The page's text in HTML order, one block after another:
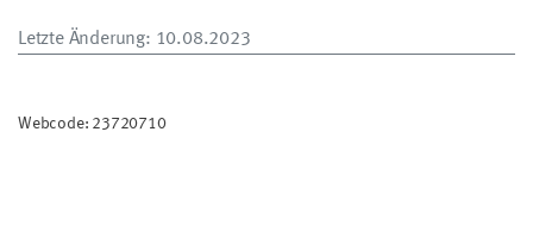
Letzte Änderung: 10.08.2023
Webcode: 23720710